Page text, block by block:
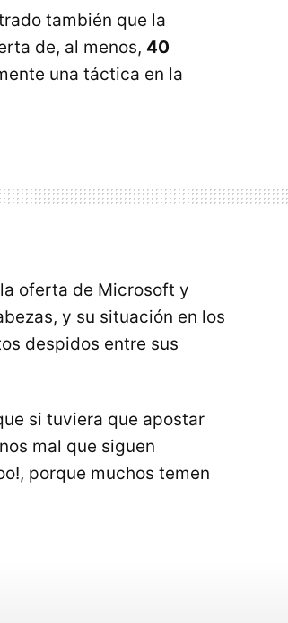
también que la
de, al menos, 40
una táctica en la
oferta de Microsoft y
y su situación en los
despidos entre sus
si tuviera que apostar
mal que siguen
porque muchos temen